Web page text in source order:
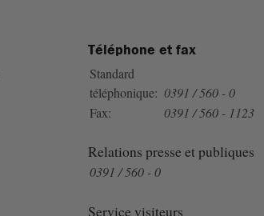
Téléphone et fax
Standard
téléphonique: 0391 / 560 - 0
Fax:
0391 / 560 - 1123
Relations presse et publiques
0391 / 560 - 0
Service visiteurs